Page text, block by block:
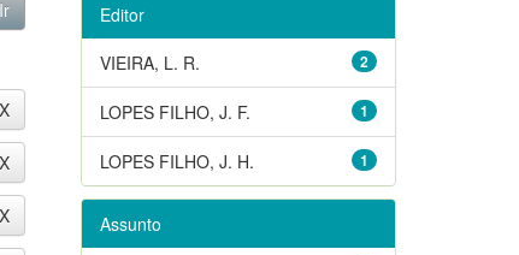
Editor
2
VIEIRA, L. R.
1
LOPES FILHO, J. F.
1
LOPES FILHO, J. H.
Assunto